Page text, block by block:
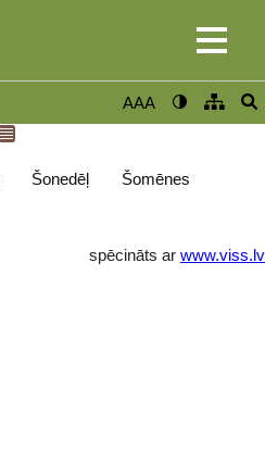
AAA
Šonedēļ
Šomēnes
spēcināts ar www.viss.lv